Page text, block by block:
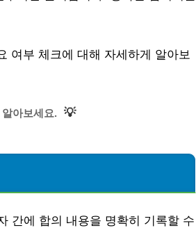
여부 체크에 대해 자세하게 알아보
아보세요. 💡
간에 합의 내용을 명확히 기록할 수